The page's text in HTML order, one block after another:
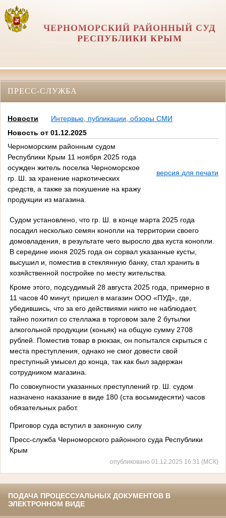
ЧЕРНОМОРСКИЙ РАЙОННЫЙ СУД
РЕСПУБЛИКИ КРЫМ
ПРЕСС-СЛУЖБА
Новости
Интервью, публикации, обзоры СМИ
Новость от 01.12.2025
Черноморским районным судом
Республики Крым 11 ноября 2025 года
осужден житель поселка Черноморское
гр. Ш. за хранение наркотических
средств, а также за покушение на кражу
продукции из магазина.
версия для печати
Судом установлено, что гр. Ш. вконце марта 2025 года
посадил несколько семян конопли на территории своего
домовладения, в результате чего выросло два куста конопли.
В середине июня 2025 года он сорвал указанныекусты,
высушили, поместивв стеклянную банку, стал хранитьв
хозяйственной постройке по месту жительства.
Кроме этого, подсудимый 28 августа 2025 года, примерно в
11 часов 40 минут, пришел в магазин ООО «ПУД», где,
убедившись, что за его действиями никто не наблюдает,
тайно похитил со стеллажа в торговом зале 2 бутылки
алкогольной продукции (коньяк) на общую сумму 2708
рублей. Поместив товар в рюкзак, он попытался скрыться с
места преступления , однако не смог довести свой
преступный умысел до конца, так как был задержан
сотрудником магазина.
По совокупности указанных преступлений гр. Ш. судом
назначено наказание в виде 180 (ста восьмидесяти) часов
обязательных работ.
Приговор суда вступил в законную силу
Пресс-служба Черноморского районного суда Республики
Крым
опубликовано 01.12.2025 16:31 (МСК)
ПОДАЧА ПРОЦЕССУАЛЬНЫХ ДОКУМЕНТОВ В
ЭЛЕКТРОННОМ ВИДЕ